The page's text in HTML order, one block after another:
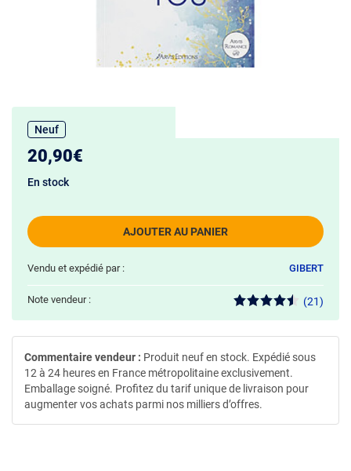
Neuf
20,90€
AJOUTER AU PANIER
En stock
Vendu et expédié par : GIBERT
Note vendeur : (21)
Commentaire vendeur : Produit neuf en stock. Expédié sous
12 à 24 heures en France métropolitaine exclusivement.
Emballage soigné. Profitez du tarif unique de livraison pour
augmenter vos achats parmi nos milliers d’offres.